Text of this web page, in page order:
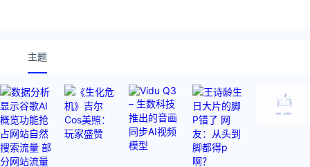
主题